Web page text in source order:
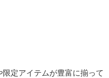
定アイテムが豊富に揃って